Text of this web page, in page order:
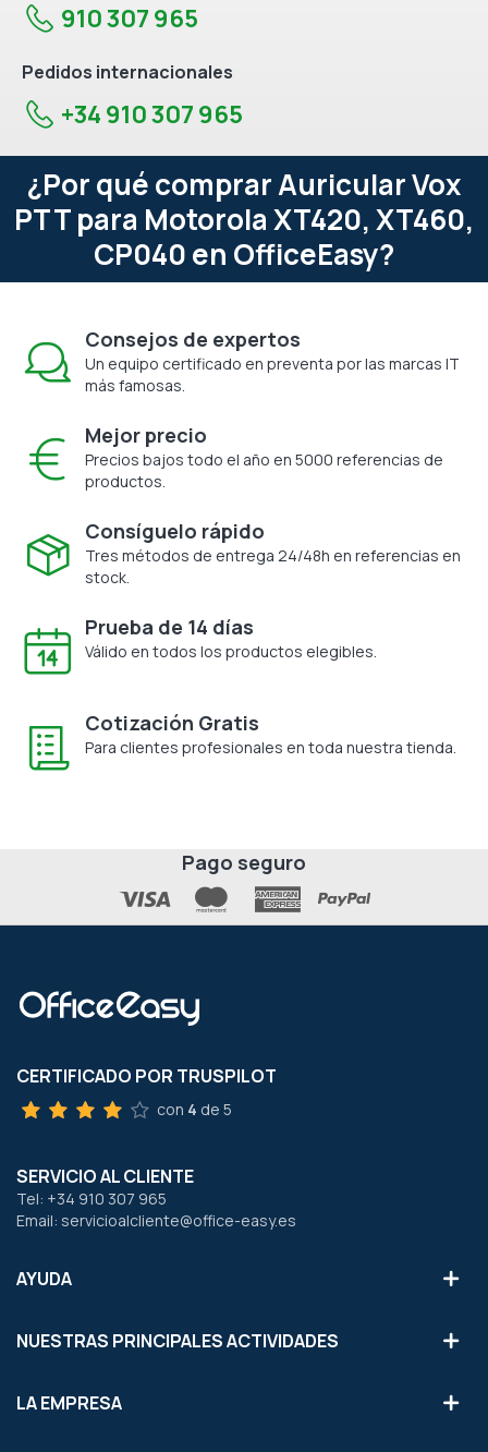
910 307 965
Pedidos internacionales
+34 910 307 965
¿Por qué comprar Auricular Vox
PTT para Motorola XT420, XT460,
CP040 en OfficeEasy?
Consejos de expertos
Un equipo certificado en preventa por las marcas IT
más famosas.
Mejor precio
Precios bajos todo el año en 5000 referencias de
productos.
Consíguelo rápido
Tres métodos de entrega 24/48h en referencias en
stock.
Prueba de 14 días
Válido en todos los productos elegibles.
Cotización Gratis
Para clientes profesionales en toda nuestra tienda.
Pago seguro
CERTIFICADO POR TRUSPILOT
con 4 de 5
SERVICIO AL CLIENTE
Tel: +34 910 307 965
Email: servicioalcliente@office-easy.es
AYUDA
NUESTRAS PRINCIPALES ACTIVIDADES
LA EMPRESA